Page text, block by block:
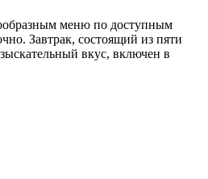
меню по доступным
Завтрак, состоящий из пяти
вкус, включен в